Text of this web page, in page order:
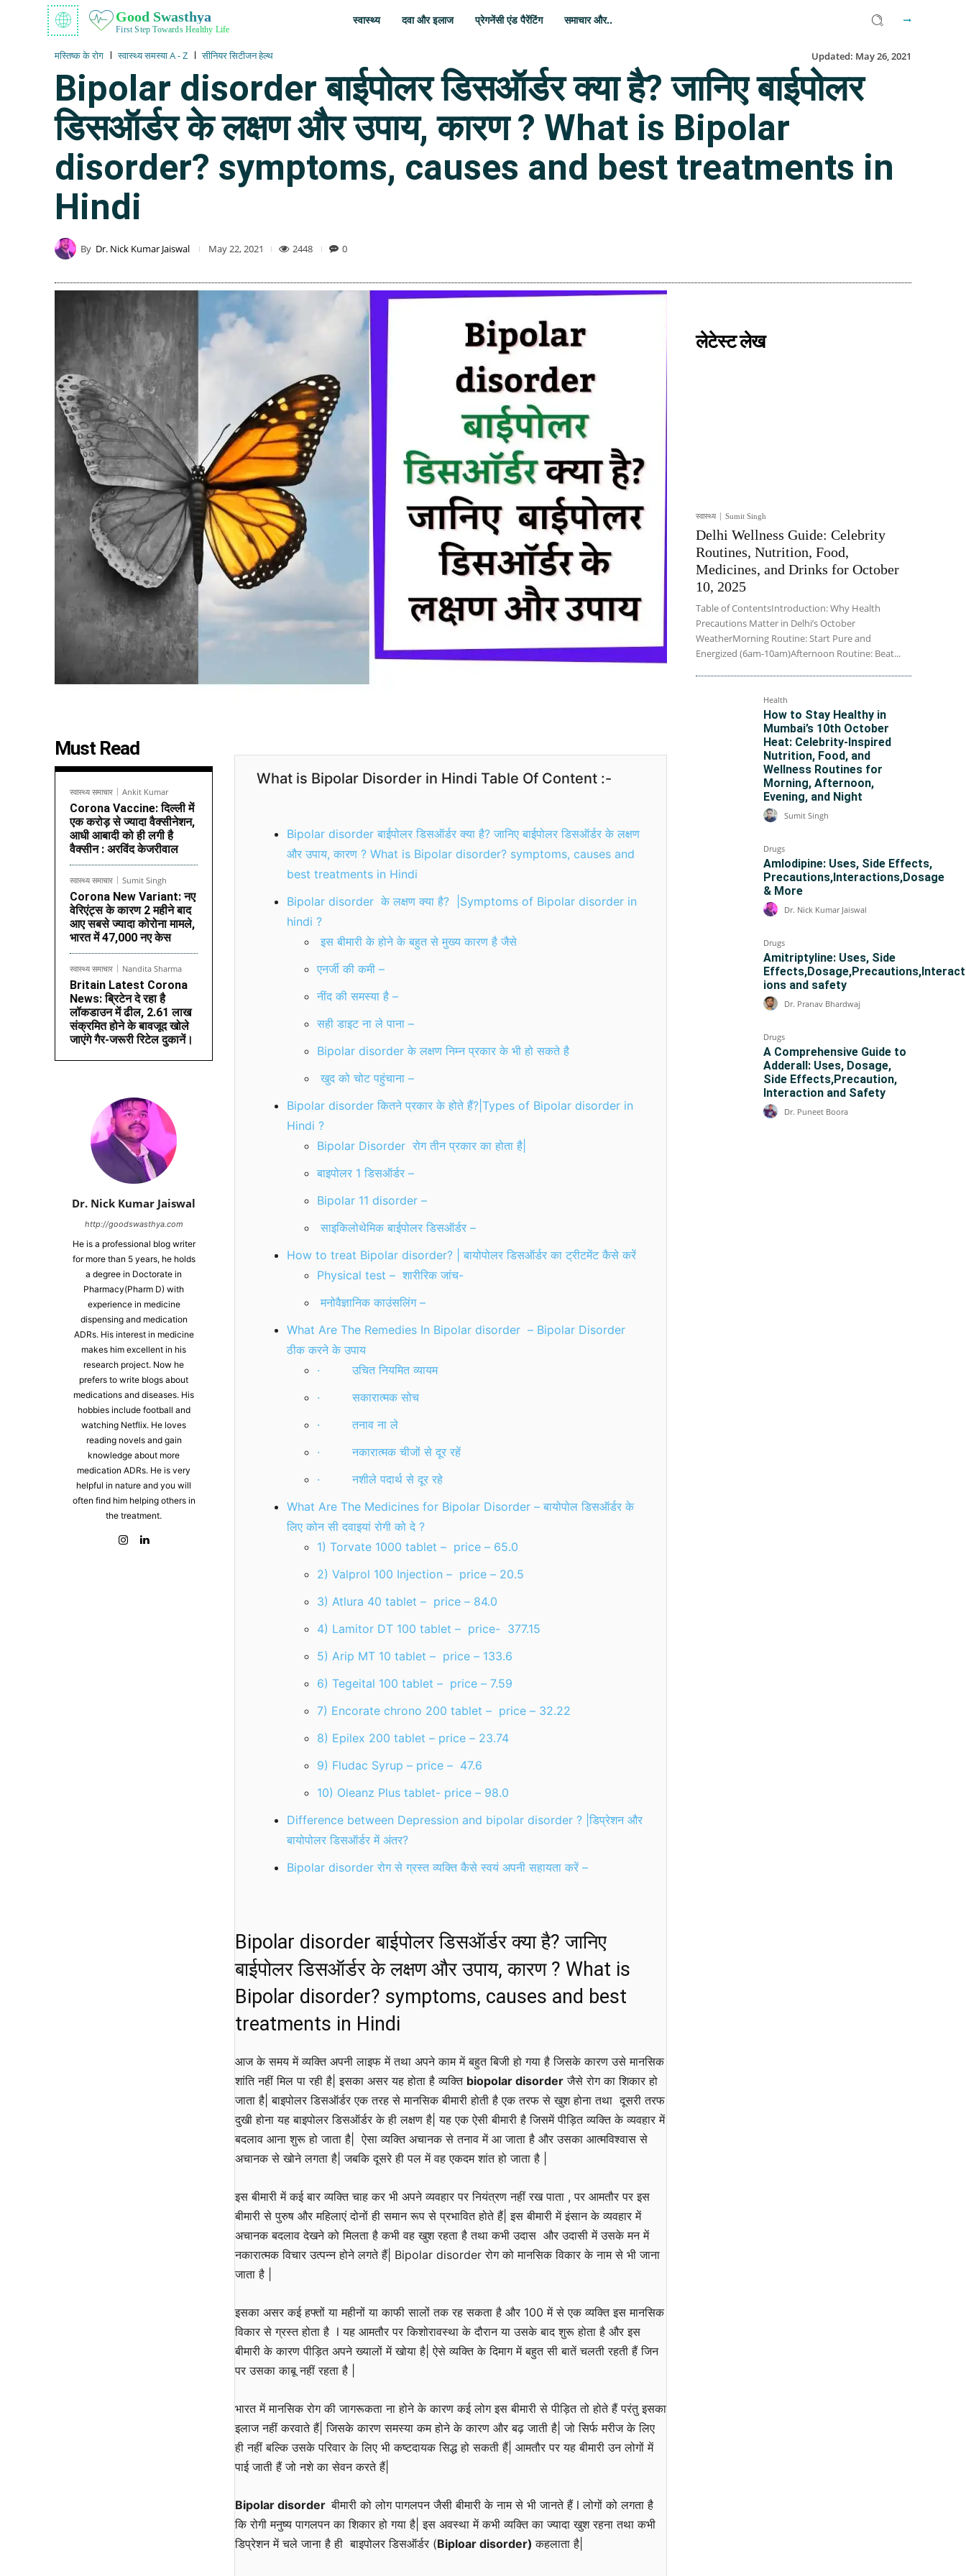
Good Swasthya
First Step Towards Healthy Life
स्वास्थ्य दवा और इलाज प्रेगनेंसी एंड पैरेंटिंग समाचार और..
मस्तिष्क के रोग स्वास्थ्य समस्या A - Z सीनियर सिटीजन हेल्थ Updated: May 26, 2021
Bipolar disorder बाईपोलर डिसऑर्डर क्या है? जानिए बाईपोलर
डिसऑर्डर के लक्षण और उपाय, कारण ? What is Bipolar
disorder? symptoms, causes and best treatments in
Hindi
By Dr. Nick Kumar Jaiswal May 22, 2021 2448 0
Must Read
स्वास्थ्य समाचार Ankit Kumar
Corona Vaccine: दिल्ली में
एक करोड़ से ज्यादा वैक्सीनेशन,
आधी आबादी को ही लगी है
वैक्सीन : अरविंद केजरीवाल
स्वास्थ्य समाचार Sumit Singh
Corona New Variant: नए
वेरिएंट्स के कारण 2 महीने बाद
आए सबसे ज्यादा कोरोना मामले,
भारत में 47,000 नए केस
स्वास्थ्य समाचार Nandita Sharma
Britain Latest Corona
News: ब्रिटेन दे रहा है
लॉकडाउन में ढील, 2.61 लाख
संक्रमित होने के बावजूद खोले
जाएंगे गैर-जरूरी रिटेल दुकानें।
Dr. Nick Kumar Jaiswal
http://goodswasthya.com
He is a professional blog writer
for more than 5 years, he holds
a degree in Doctorate in
Pharmacy(Pharm D) with
experience in medicine
dispensing and medication
ADRs. His interest in medicine
makes him excellent in his
research project. Now he
prefers to write blogs about
medications and diseases. His
hobbies include football and
watching Netflix. He loves
reading novels and gain
knowledge about more
medication ADRs. He is very
helpful in nature and you will
often find him helping others in
the treatment.
What is Bipolar Disorder in Hindi Table Of Content :-
Bipolar disorder बाईपोलर डिसऑर्डर क्या है? जानिए बाईपोलर डिसऑर्डर के लक्षण
और उपाय, कारण ? What is Bipolar disorder? symptoms, causes and
best treatments in Hindi
Bipolar disorder के लक्षण क्या है? |Symptoms of Bipolar disorder in
hindi ?
इस बीमारी के होने के बहुत से मुख्य कारण है जैसे
एनर्जी की कमी –
नींद की समस्या है –
सही डाइट ना ले पाना –
Bipolar disorder के लक्षण निम्न प्रकार के भी हो सकते है
खुद को चोट पहुंचाना –
Bipolar disorder कितने प्रकार के होते हैं?|Types of Bipolar disorder in
Hindi ?
Bipolar Disorder रोग तीन प्रकार का होता है|
बाइपोलर 1 डिसऑर्डर –
Bipolar 11 disorder –
साइकिलोथेमिक बाईपोलर डिसऑर्डर –
How to treat Bipolar disorder? | बायोपोलर डिसऑर्डर का ट्रीटमेंट कैसे करें
Physical test – शारीरिक जांच-
मनोवैज्ञानिक काउंसलिंग –
What Are The Remedies In Bipolar disorder – Bipolar Disorder
ठीक करने के उपाय
· उचित नियमित व्यायम
· सकारात्मक सोच
· तनाव ना ले
· नकारात्मक चीजों से दूर रहें
· नशीले पदार्थ से दूर रहे
What Are The Medicines for Bipolar Disorder – बायोपोल डिसऑर्डर के
लिए कोन सी दवाइयां रोगी को दे ?
1) Torvate 1000 tablet – price – 65.0
2) Valprol 100 Injection – price – 20.5
3) Atlura 40 tablet – price – 84.0
4) Lamitor DT 100 tablet – price- 377.15
5) Arip MT 10 tablet – price – 133.6
6) Tegeital 100 tablet – price – 7.59
7) Encorate chrono 200 tablet – price – 32.22
8) Epilex 200 tablet – price – 23.74
9) Fludac Syrup – price – 47.6
10) Oleanz Plus tablet- price – 98.0
Difference between Depression and bipolar disorder ? |डिप्रेशन और
बायोपोलर डिसऑर्डर में अंतर?
Bipolar disorder रोग से ग्रस्त व्यक्ति कैसे स्वयं अपनी सहायता करें –
Bipolar disorder बाईपोलर डिसऑर्डर क्या है? जानिए
बाईपोलर डिसऑर्डर के लक्षण और उपाय, कारण ? What is
Bipolar disorder? symptoms, causes and best
treatments in Hindi
आज के समय में व्यक्ति अपनी लाइफ में तथा अपने काम में बहुत बिजी हो गया है जिसके कारण उसे मानसिक
शांति नहीं मिल पा रही है| इसका असर यह होता है व्यक्ति biopolar disorder जैसे रोग का शिकार हो
जाता है| बाइपोलर डिसऑर्डर एक तरह से मानसिक बीमारी होती है एक तरफ से खुश होना तथा दूसरी तरफ
दुखी होना यह बाइपोलर डिसऑर्डर के ही लक्षण है| यह एक ऐसी बीमारी है जिसमें पीड़ित व्यक्ति के व्यवहार में
बदलाव आना शुरू हो जाता है| ऐसा व्यक्ति अचानक से तनाव में आ जाता है और उसका आत्मविश्वास से
अचानक से खोने लगता है| जबकि दूसरे ही पल में वह एकदम शांत हो जाता है |
इस बीमारी में कई बार व्यक्ति चाह कर भी अपने व्यवहार पर नियंत्रण नहीं रख पाता , पर आमतौर पर इस
बीमारी से पुरुष और महिलाएं दोनों ही समान रूप से प्रभावित होते हैं| इस बीमारी में इंसान के व्यवहार में
अचानक बदलाव देखने को मिलता है कभी वह खुश रहता है तथा कभी उदास और उदासी में उसके मन में
नकारात्मक विचार उत्पन्न होने लगते हैं| Bipolar disorder रोग को मानसिक विकार के नाम से भी जाना
जाता है |
इसका असर कई हफ्तों या महीनों या काफी सालों तक रह सकता है और 100 में से एक व्यक्ति इस मानसिक
विकार से ग्रस्त होता है l यह आमतौर पर किशोरावस्था के दौरान या उसके बाद शुरू होता है और इस
बीमारी के कारण पीड़ित अपने ख्यालों में खोया है| ऐसे व्यक्ति के दिमाग में बहुत सी बातें चलती रहती हैं जिन
पर उसका काबू नहीं रहता है |
भारत में मानसिक रोग की जागरूकता ना होने के कारण कई लोग इस बीमारी से पीड़ित तो होते हैं परंतु इसका
इलाज नहीं करवाते हैं| जिसके कारण समस्या कम होने के कारण और बढ़ जाती है| जो सिर्फ मरीज के लिए
ही नहीं बल्कि उसके परिवार के लिए भी कष्टदायक सिद्ध हो सकती हैं| आमतौर पर यह बीमारी उन लोगों में
पाई जाती हैं जो नशे का सेवन करते हैं|
Bipolar disorderबीमारी को लोग पागलपन जैसी बीमारी के नाम से भी जानते हैं l लोगों को लगता है
कि रोगी मनुष्य पागलपन का शिकार हो गया है| इस अवस्था में कभी व्यक्ति का ज्यादा खुश रहना तथा कभी
डिप्रेशन में चले जाना है ही बाइपोलर डिसऑर्डर (Biploar disorder)कहलाता है|
लेटेस्ट लेख
स्वास्थ्य Sumit Singh
Delhi Wellness Guide: Celebrity
Routines, Nutrition, Food,
Medicines, and Drinks for October
10, 2025
Table of ContentsIntroduction: Why Health
Precautions Matter in Delhi’s October
WeatherMorning Routine: Start Pure and
Energized (6am-10am)Afternoon Routine: Beat...
Health
How to Stay Healthy in
Mumbai’s 10th October
Heat: Celebrity-Inspired
Nutrition, Food, and
Wellness Routines for
Morning, Afternoon,
Evening, and Night
Sumit Singh
Drugs
Amlodipine: Uses, Side Effects,
Precautions,Interactions,Dosage
& More
Dr. Nick Kumar Jaiswal
Drugs
Amitriptyline: Uses, Side
Effects,Dosage,Precautions,Interact
ions and safety
Dr. Pranav Bhardwaj
Drugs
A Comprehensive Guide to
Adderall: Uses, Dosage,
Side Effects,Precaution,
Interaction and Safety
Dr. Puneet Boora